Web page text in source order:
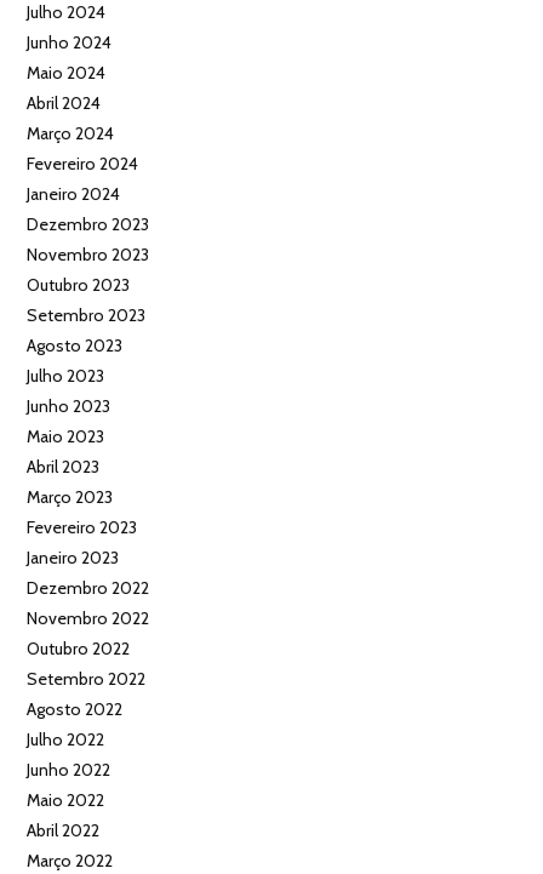
Julho 2024
Junho 2024
Maio 2024
Abril 2024
Março 2024
Fevereiro 2024
Janeiro 2024
Dezembro 2023
Novembro 2023
Outubro 2023
Setembro 2023
Agosto 2023
Julho 2023
Junho 2023
Maio 2023
Abril 2023
Março 2023
Fevereiro 2023
Janeiro 2023
Dezembro 2022
Novembro 2022
Outubro 2022
Setembro 2022
Agosto 2022
Julho 2022
Junho 2022
Maio 2022
Abril 2022
Março 2022